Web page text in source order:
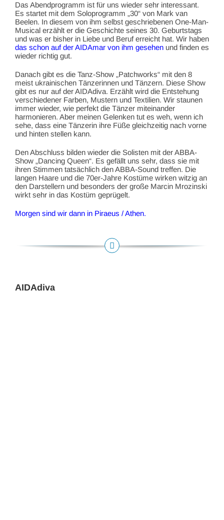
Das Abendprogramm ist für uns wieder sehr interessant.
Es startet mit dem Soloprogramm „30“ von Mark van
Beelen. In diesem von ihm selbst geschriebenen One-Man-
Musical erzählt er die Geschichte seines 30. Geburtstags
und was er bisher in Liebe und Beruf erreicht hat. Wir haben
das schon auf der AIDAmar von ihm gesehen und finden es
wieder richtig gut.
Danach gibt es die Tanz-Show „Patchworks“ mit den 8
meist ukrainischen Tänzerinnen und Tänzern. Diese Show
gibt es nur auf der AIDAdiva. Erzählt wird die Entstehung
verschiedener Farben, Mustern und Textilien. Wir staunen
immer wieder, wie perfekt die Tänzer miteinander
harmonieren. Aber meinen Gelenken tut es weh, wenn ich
sehe, dass eine Tänzerin ihre Füße gleichzeitig nach vorne
und hinten stellen kann.
Den Abschluss bilden wieder die Solisten mit der ABBA-
Show „Dancing Queen“. Es gefällt uns sehr, dass sie mit
ihren Stimmen tatsächlich den ABBA-Sound treffen. Die
langen Haare und die 70er-Jahre Kostüme wirken witzig an
den Darstellern und besonders der große Marcin Mrozinski
wirkt sehr in das Kostüm geprügelt.
Morgen sind wir dann in Piraeus / Athen.
AIDAdiva